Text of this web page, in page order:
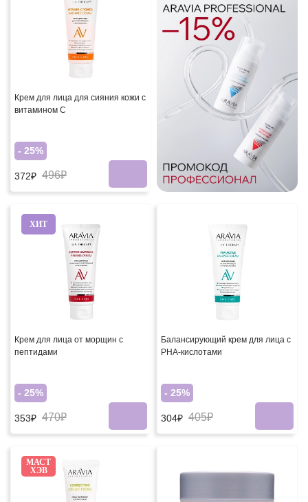
Крем для лица для сияния кожи с
витамином С
- 25%
372₽ 496₽
ХИТ
Крем для лица от морщин с
пептидами
- 25%
353₽ 470₽
Балансирующий крем для лица с
PHA-кислотами
- 25%
304₽ 405₽
МАСТ
ХЭВ